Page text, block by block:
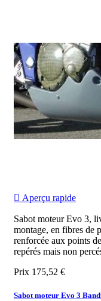
 Aperçu rapide
Sabot moteur Evo 3,
montage, en fibres de
renforcée aux points
repérés mais non
Prix 175,52 €
Sabot moteur Evo 3